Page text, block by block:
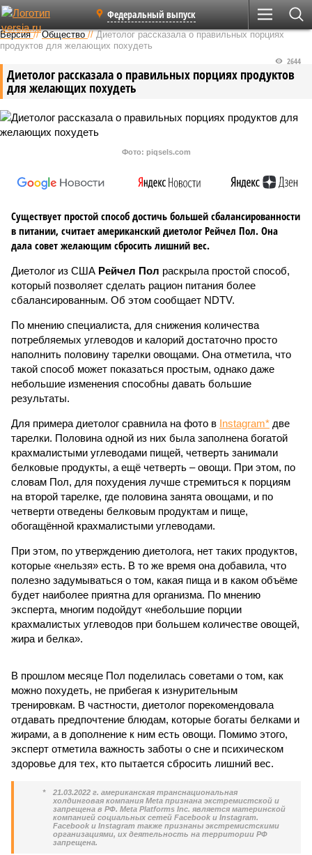
Федеральный выпуск
Версия //Общество //Диетолог рассказала о правильных порциях
продуктов для желающих похудеть
Диетолог рассказала о правильных порциях продуктов
для желающих похудеть
2644
Фото: piqsels.com
Существует простой способ достичь большей сбалансированности
в питании, считает американский диетолог Рейчел Пол. Она
дала совет желающим сбросить лишний вес.
Диетолог из США Рейчел Пол раскрыла простой способ,
который позволяет сделать рацион питания более
сбалансированным. Об этом сообщает NDTV.
По мнению специалиста, для снижения количества
потребляемых углеводов и калорий достаточно просто
наполнить половину тарелки овощами. Она отметила, что
такой способ может показаться простым, однако даже
небольшие изменения способны давать большие
результаты.
Для примера диетолог сравнила на фото в Instagram* две
тарелки. Половина одной из них была заполнена богатой
крахмалистыми углеводами пищей, четверть занимали
белковые продукты, а ещё четверть – овощи. При этом, по
словам Пол, для похудения лучше стремиться к порциям
на второй тарелке, где половина занята овощами, и по
четверти отведены белковым продуктам и пище,
обогащённой крахмалистыми углеводами.
При этом, по утверждению диетолога, нет таких продуктов,
которые «нельзя» есть. В то же время она добавила, что
полезно задумываться о том, какая пища и в каком объёме
будет наиболее приятна для организма. По мнению
эксперта, многим подойдут «небольшие порции
крахмалистых углеводов при большем количестве овощей,
жира и белка».
В прошлом месяце Пол поделилась советами о том, как
можно похудеть, не прибегая к изнурительным
тренировкам. В частности, диетолог порекомендовала
отдавать предпочтение блюдам, которые богаты белками и
жирами, а в дополнение к ним есть овощи. Помимо этого,
эксперт отметила важность заботы о сне и психическом
здоровье для тех, кто пытается сбросить лишний вес.
*
21.03.2022 г. американская транснациональная
холдинговая компания Meta признана экстремистской и
запрещена в РФ. Meta Platforms Inc. является материнской
компанией социальных сетей Facebook и Instagram.
Facebook и Instagram также признаны экстремистскими
организациями, их деятельность на территории РФ
запрещена.